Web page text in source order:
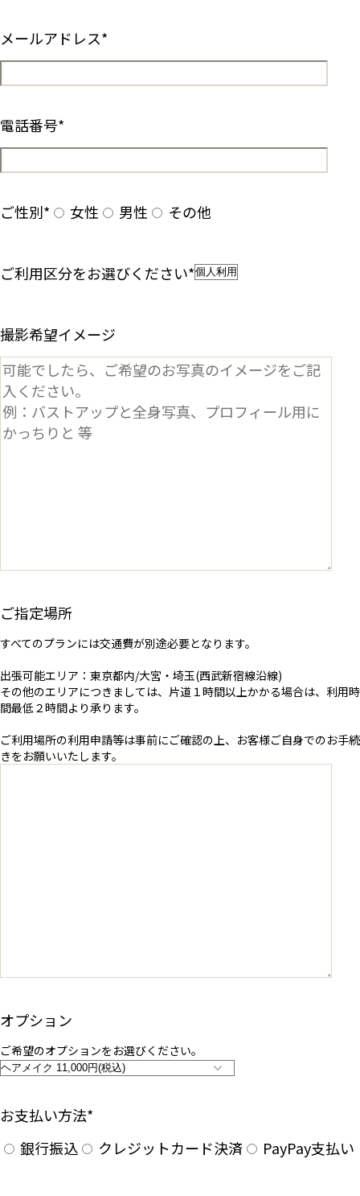
メールアドレス*
電話番号*
ご性別* 女性 男性 その他
ご利用区分をお選びください*
撮影希望イメージ
ご指定場所
すべてのプランには交通費が別途必要となります。
出張可能エリア：東京都内/大宮・埼玉(西武新宿線沿線)
その他のエリアにつきましては、片道１時間以上かかる場合は、利用時
間最低２時間より承ります。
ご利用場所の利用申請等は事前にご確認の上、お客様ご自身でのお手続
きをお願いいたします。
オプション
ご希望のオプションをお選びください。
お支払い方法*
銀行振込
クレジットカード決済 PayPay支払い